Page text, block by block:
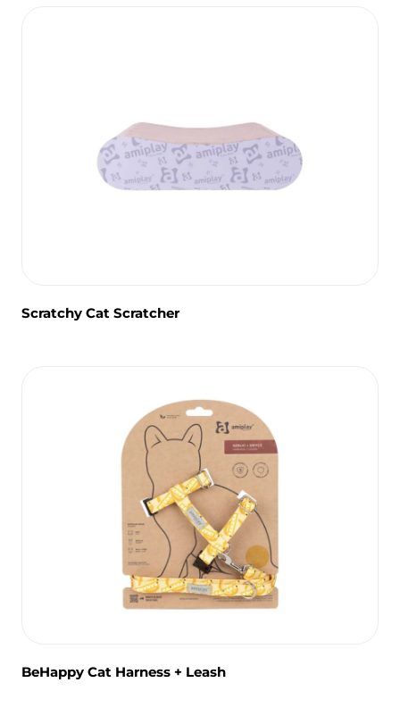
Scratchy Cat Scratcher
BeHappy Cat Harness + Leash